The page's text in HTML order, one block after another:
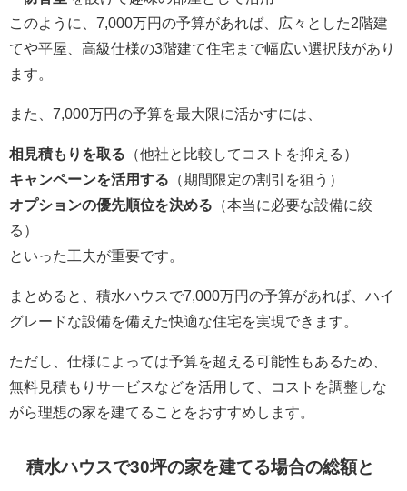
このように、7,000万円の予算があれば、広々とした2階建
てや平屋、高級仕様の3階建て住宅まで幅広い選択肢があり
ます。
また、7,000万円の予算を最大限に活かすには、
相見積もりを取る （他社と比較してコストを抑える）
キャンペーンを活用する （期間限定の割引を狙う）
オプションの優先順位を決める （本当に必要な設備に絞
る）
といった工夫が重要です。
まとめると、積水ハウスで7,000万円の予算があれば、ハイ
グレードな設備を備えた快適な住宅を実現できます。
ただし、仕様によっては予算を超える可能性もあるため、
無料見積もりサービスなどを活用して、コストを調整しな
がら理想の家を建てることをおすすめします。
積水ハウスで30坪の家を建てる場合の総額と